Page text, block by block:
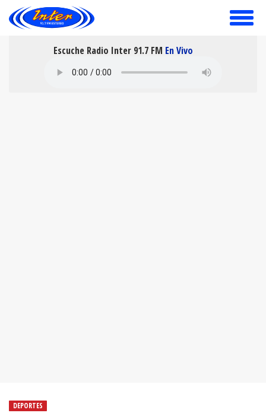
toggle
Escuche Radio Inter 91.7 FM En Vivo
DEPORTES